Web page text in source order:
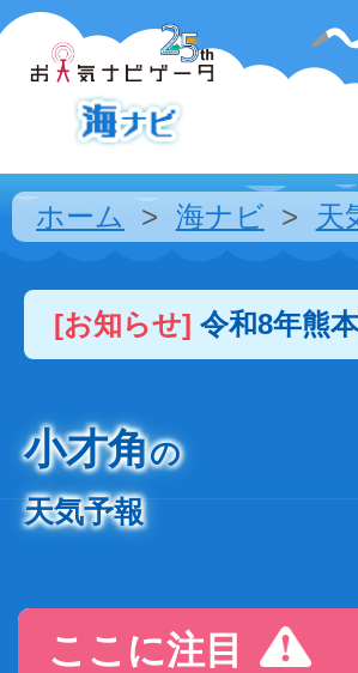
ホーム 海ナビ 天
[お知らせ] 令和8年熊
小才角の
天気予報
ここに注目